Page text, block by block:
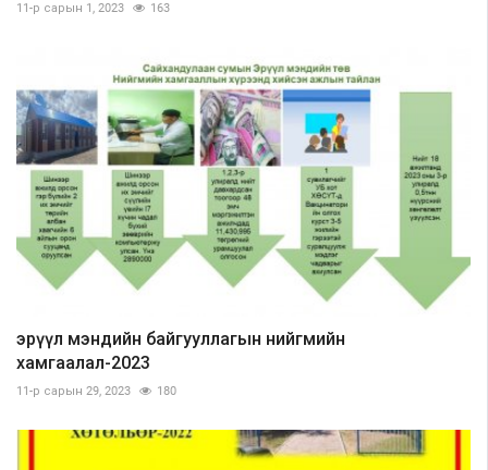
11-р сарын 1, 2023 163
эрүүл мэндийн байгууллагын нийгмийн
хамгаалал-2023
11-р сарын 29, 2023 180